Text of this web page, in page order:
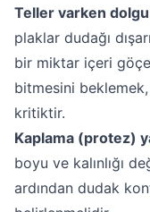
Teller varken dolgu
plaklar dudağı
bir miktar içeri
bitmesini
kritiktir.
Kaplama (protez)
boyu ve kalınlığı
ardından dudak